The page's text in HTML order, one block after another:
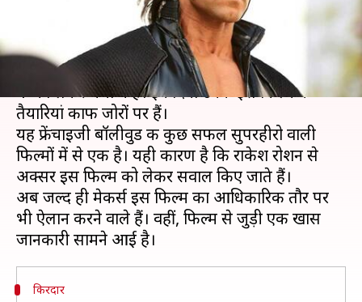
अभिनेता ऋतिक रोशन काफी वक्त से आगामी फिल्म 'कृष
4' को लेकर चर्चा में हैं। इन दिनों उनकी इस फिल्म की
तैयारियां काफी जोरों पर हैं।
यह फ्रेंचाइजी बॉलीवुड की कुछ सफल सुपरहीरो वाली
फिल्मों में से एक है। यही कारण है कि राकेश रोशन से
अक्सर इस फिल्म को लेकर सवाल किए जाते हैं।
अब जल्द ही मेकर्स इस फिल्म का आधिकारिक तौर पर
भी ऐलान करने वाले हैं। वहीं, फिल्म से जुड़ी एक खास
किरदार